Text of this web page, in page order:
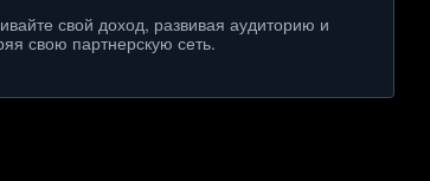
свой доход, развивая аудиторию и
свою партнерскую сеть.